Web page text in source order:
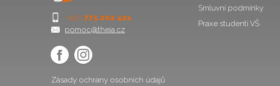
+420 775 202 421
pomoc@theia.cz
Zásady ochrany osobních údajů
Smluvní podmínky
Praxe studenti VŠ